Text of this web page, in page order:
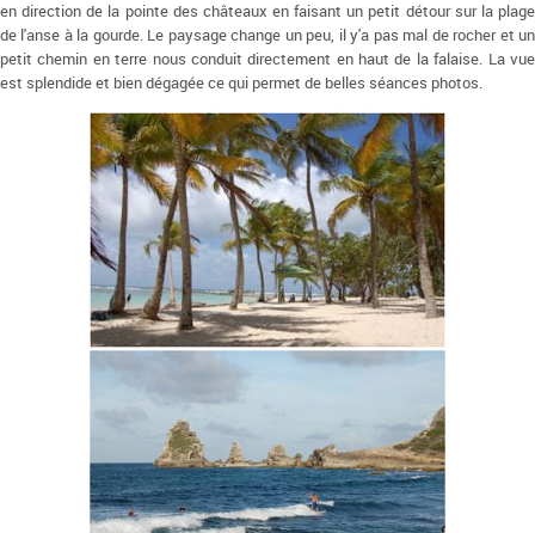
en direction de la pointe des châteaux en faisant un petit détour sur la plage
de l'anse à la gourde. Le paysage change un peu, il y'a pas mal de rocher et un
petit chemin en terre nous conduit directement en haut de la falaise. La vue
est splendide et bien dégagée ce qui permet de belles séances photos.